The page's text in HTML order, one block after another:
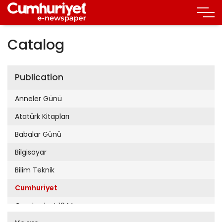
Catalog
Publication
Anneler Günü
Atatürk Kitapları
Babalar Günü
Bilgisayar
Bilim Teknik
Cumhuriyet
Cumhuriyet 19 Mayıs